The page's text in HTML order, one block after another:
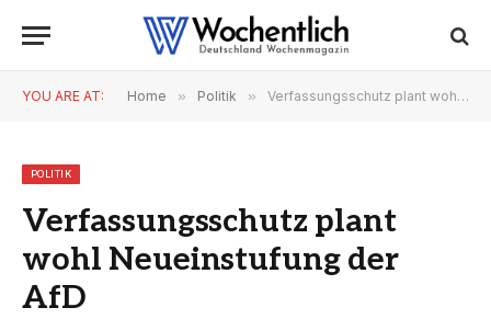
YOU ARE AT: Home » Politik » Verfassungsschutz plant wohl Neueinstufung der AfD
POLITIK
Verfassungsschutz plant
wohl Neueinstufung der
AfD